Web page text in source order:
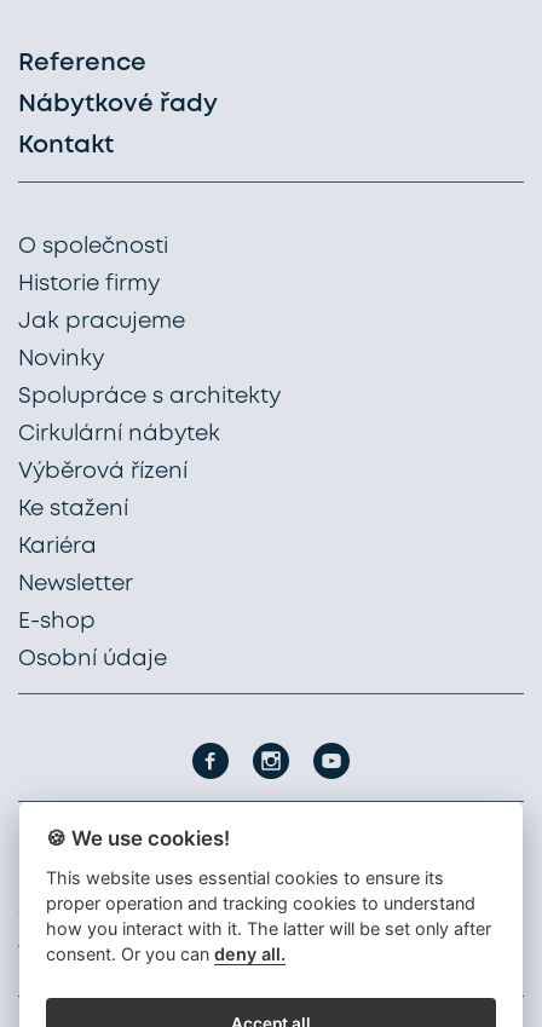
Reference
Nábytkové řady
Kontakt
O společnosti
Historie firmy
Jak pracujeme
Novinky
Spolupráce s architekty
Cirkulární nábytek
Výběrová řízení
Ke stažení
Kariéra
Newsletter
E-shop
Osobní údaje
Nádražní 1747
396 01 Humpolec
+420 565 300 111
🍪 We use cookies!
This website uses essential cookies to ensure its
proper operation and tracking cookies to understand
how you interact with it. The latter will be set only after
consent. Or you candeny all.